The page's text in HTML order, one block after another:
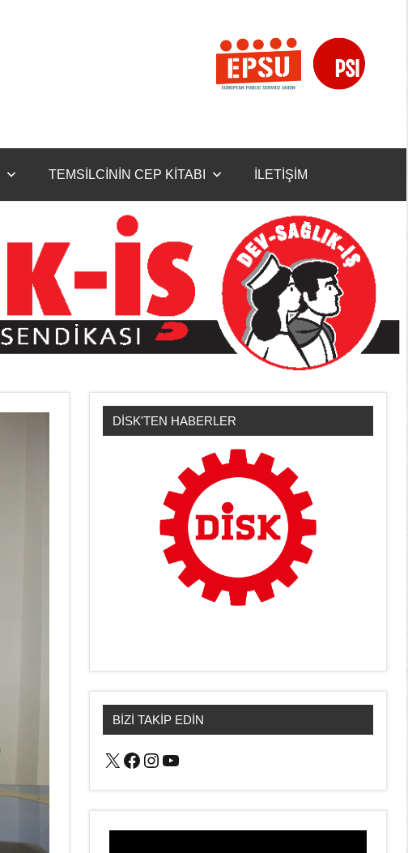
TEMSİLCİNİN CEP KİTABI İLETİŞİM
DİSK'TEN HABERLER
BİZİ TAKİP EDİN
X Facebook
Instagram
YouTube